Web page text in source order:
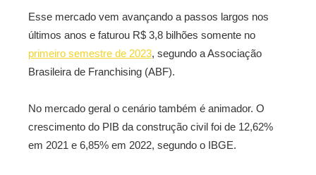
Esse mercado vem avançando a passos largos nos
últimos anos e faturou R$ 3,8 bilhões somente no
primeiro semestre de 2023, segundo a Associação
Brasileira de Franchising (ABF).
No mercado geral o cenário também é animador. O
crescimento do PIB da construção civil foi de 12,62%
em 2021 e 6,85% em 2022, segundo o IBGE.